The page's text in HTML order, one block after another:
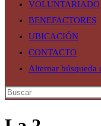
VOLUNTARIADO
BENEFACTORES
UBICACIÓN
CONTACTO
Alternar búsqueda